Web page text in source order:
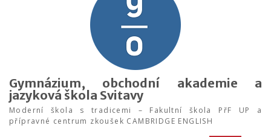
Gymnázium, obchodní akademie a
jazyková škola Svitavy
Moderní škola s tradicemi – Fakultní škola PřF UP a
přípravné centrum zkoušek CAMBRIDGE ENGLISH